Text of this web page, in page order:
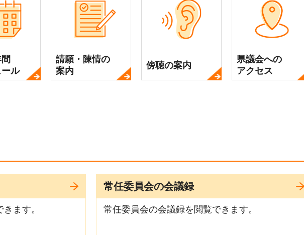
ル
請願・陳情の
案内
傍聴の案内
県議会への
アクセス
ます。
常任委員会の会議録
常任委員会の会議録を閲覧できます。